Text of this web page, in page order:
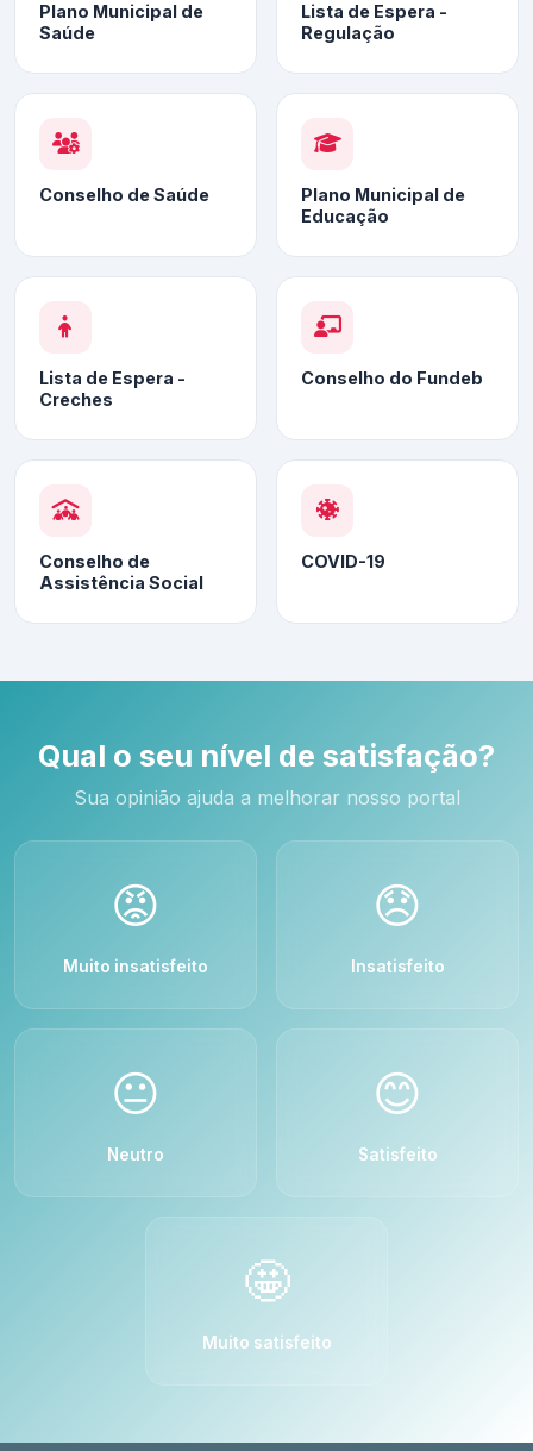
Plano Municipal de
Saúde
Lista de Espera -
Regulação
Conselho de Saúde
Plano Municipal de
Educação
Lista de Espera -
Creches
Conselho do Fundeb
Conselho de
Assistência Social
COVID-19
Qual o seu nível de satisfação?
Sua opinião ajuda a melhorar nosso portal
😡
Muito insatisfeito
😞
Insatisfeito
😐
Neutro
😊
Satisfeito
🤩
Muito satisfeito